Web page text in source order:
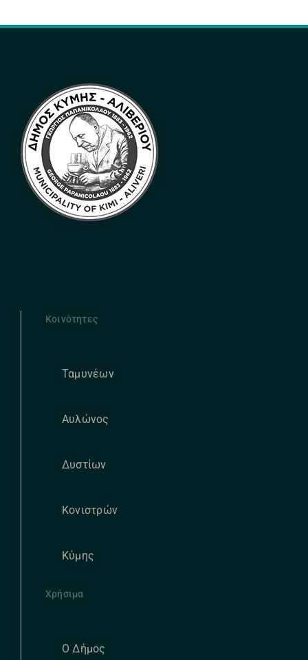
Κοινότητες
Ταμυνέων
Αυλώνος
Δυστίων
Κονιστρών
Κύμης
Χρήσιμα
Ο Δήμος